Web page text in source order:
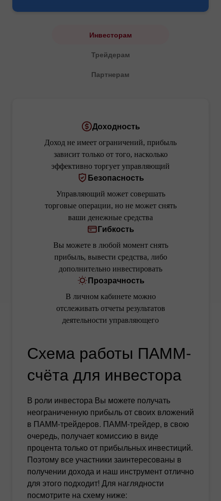
Инвесторам
Трейдерам
Партнерам
Доходность
Доход не имеет ограничений, прибыль
зависит только от того, насколько
эффективно торгует управляющий
Безопасность
Управляющий может совершать
торговые операции, но не может снять
ваши денежные средства
Гибкость
Вы можете в любой момент снять
прибыль, вывести средства, либо
дополнительно инвестировать
Прозрачность
В личном кабинете можно
отслеживать отчеты результатов
деятельности управляющего
Схема работы ПАММ-
счёта для инвестора
В роли инвестора Вы можете получать
неограниченную прибыль от своих вложений
в ПАММ-трейдеров. ПАММ-трейдер, в свою
очередь, получает комиссию в виде
процента только от прибыльных инвестиций.
Поэтому все участники заинтересованы в
получении дохода и наш инструмент отлично
для этого подходит! Для наглядности
посмотрите на схему ниже: